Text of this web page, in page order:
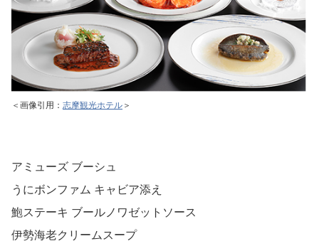
＜画像引用： 志摩観光ホテル ＞
アミューズ ブーシュ
うにボンファム キャビア添え
鮑ステーキ ブールノワゼットソース
伊勢海老クリームスープ